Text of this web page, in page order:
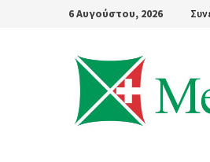
6 Αυγούστου, 2026